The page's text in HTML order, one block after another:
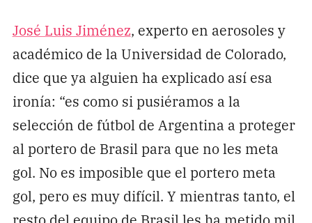
José Luis Jiménez, experto en aerosoles y
académico de la Universidad de Colorado,
dice que ya alguien ha explicado así esa
ironía: “es como si pusiéramos a la
selección de fútbol de Argentina a proteger
al portero de Brasil para que no les meta
gol. No es imposible que el portero meta
gol, pero es muy difícil. Y mientras tanto, el
resto del equipo de Brasil les ha metido mil